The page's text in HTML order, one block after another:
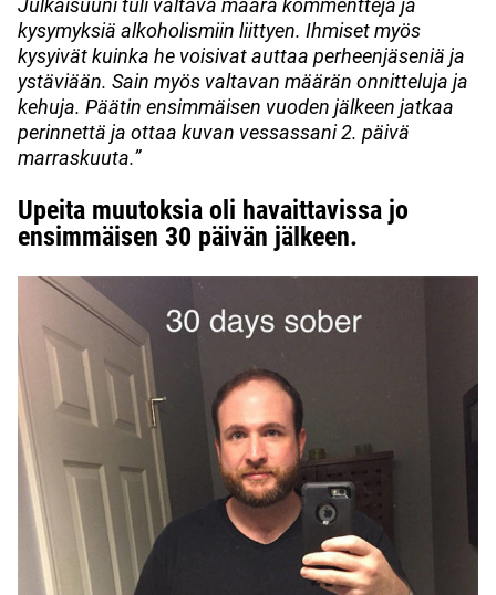
Julkaisuuni tuli valtava määrä kommentteja ja
kysymyksiä alkoholismiin liittyen. Ihmiset myös
kysyivät kuinka he voisivat auttaa perheenjäseniä ja
ystäviään. Sain myös valtavan määrän onnitteluja ja
kehuja. Päätin ensimmäisen vuoden jälkeen jatkaa
perinnettä ja ottaa kuvan vessassani 2. päivä
marraskuuta.”
Upeita muutoksia oli havaittavissa jo
ensimmäisen 30 päivän jälkeen.